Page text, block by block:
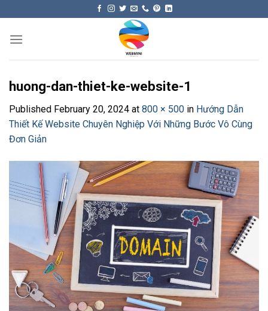
content
huong-dan-thiet-ke-website-1
Published February 20, 2024 at 800 × 500 in Hướng Dẫn
Thiết Kế Website Chuyên Nghiệp Với Những Bước Vô Cùng
Đơn Giản